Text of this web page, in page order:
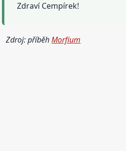
Zdraví Cempírek!
Zdroj: příběhMorfium